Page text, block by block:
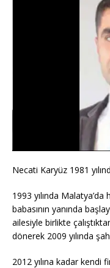
Necati Karyüz 1981
1993 yılında
babasının yanında
ailesiyle birlikte
dönerek 2009 yılında
2012 yılına kadar kendi